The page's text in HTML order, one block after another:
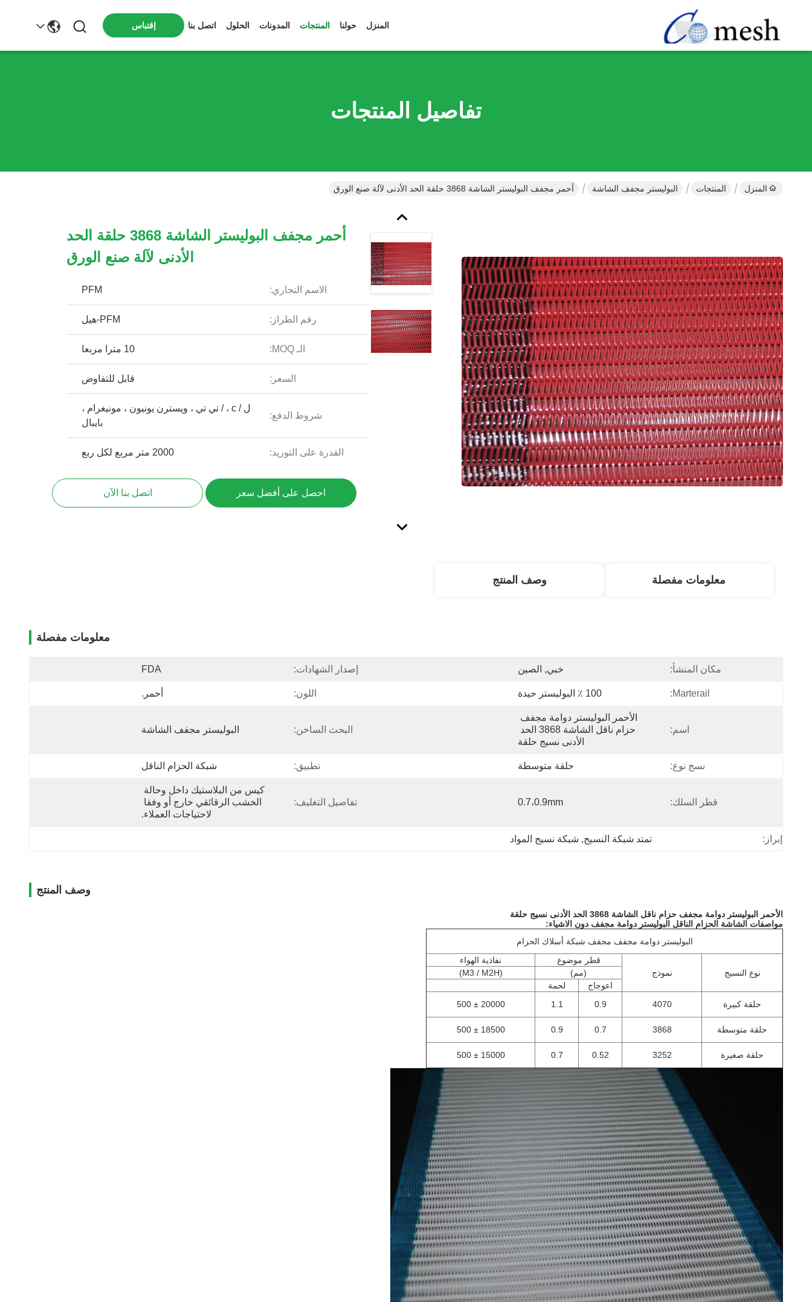
المنزل حولنا المنتجات المدونات الحلول اتصل بنا إقتباس
تفاصيل المنتجات
المنزل المنتجات البوليستر مجفف الشاشة أحمر مجفف البوليستر الشاشة 3868 حلقة الحد الأدنى لآلة صنع الورق
أحمر مجفف البوليستر الشاشة 3868 حلقة الحد
الأدنى لآلة صنع الورق
الاسم التجاري: PFM
رقم الطراز: PFM-هيل
الـ MOQ: 10 مترا مربعا
السعر: قابل للتفاوض
شروط الدفع:
ل / c ، / تي تي ، ويسترن يونيون ، مونيغرام ،
بايبال
القدرة على التوريد: 2000 متر مربع لكل ربع
احصل على أفضل سعر اتصل بنا الآن
معلومات مفصلة وصف المنتج
معلومات مفصلة
مكان المنشأ: خبي, الصين إصدار الشهادات: FDA
Marterail: 100 ٪ البوليستر حيدة اللون: أحمر.
اسم:
الأدنى نسيج حلقة
البحث الساخن: البوليستر مجفف الشاشة
نسج نوع: حلقة متوسطة تطبيق: شبكة الحزام الناقل
قطر السلك: 0.7،0.9mm تفاصيل التغليف:
لاحتياجات العملاء.
إبراز: تمتد شبكة النسيج, شبكة نسيج المواد
وصف المنتج
الأحمر البوليستر دوامة مجفف حزام ناقل الشاشة 3868 الحد الأدنى نسيج حلقة
مواصفات الشاشة الحزام الناقل البوليستر دوامة مجفف دون الاشياء:
البوليستر دوامة مجفف مجفف شبكة أسلاك الحزام
نوع النسيج نموذج
قطر موضوع
نفاذية الهواء
(مم)
(M3 / M2H)
اعوجاج
لحمة
حلقة كبيرة
4070
0.9
1.1
20000 ± 500
حلقة متوسطة 3868
0.7
0.9
18500 ± 500
حلقة صغيرة 3252
0.52
0.7
15000 ± 500